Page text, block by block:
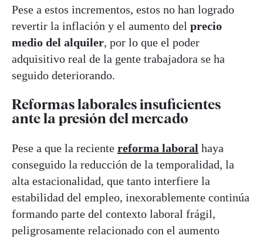
Pese a estos incrementos, estos no han logrado
revertir la inflación y el aumento del precio
medio del alquiler, por lo que el poder
adquisitivo real de la gente trabajadora se ha
seguido deteriorando.
Reformas laborales insuficientes
ante la presión del mercado
Pese a que la reciente reforma laboral haya
conseguido la reducción de la temporalidad, la
alta estacionalidad, que tanto interfiere la
estabilidad del empleo, inexorablemente continúa
formando parte del contexto laboral frágil,
peligrosamente relacionado con el aumento